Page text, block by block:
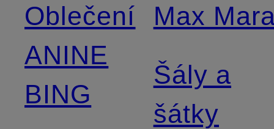
Oblečení
ANINE
BING
Max
Šály a
šátky